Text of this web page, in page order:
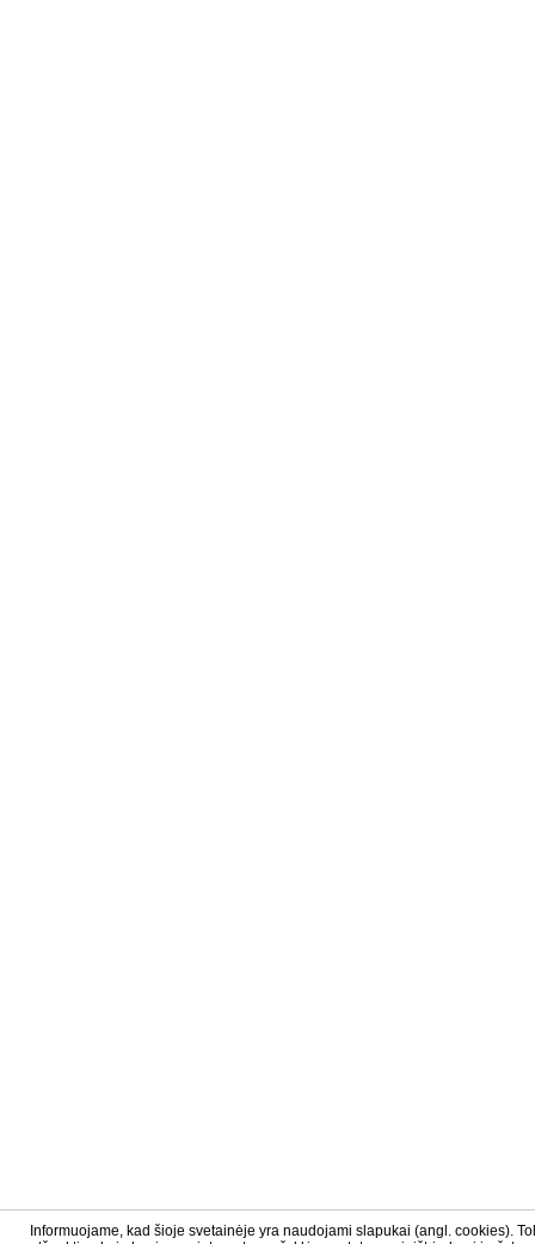
Informuojame, kad šioje svetainėje yra naudojami slapukai (angl. cookies).